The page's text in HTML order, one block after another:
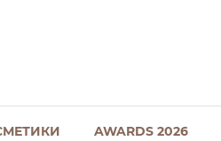
AWARDS 2026